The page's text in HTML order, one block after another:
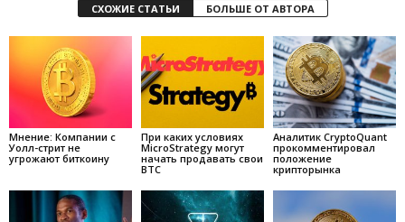
СХОЖИЕ СТАТЬИ БОЛЬШЕ ОТ АВТОРА
Мнение: Компании с
Уолл-стрит не
угрожают биткоину
При каких условиях
MicroStrategy могут
начать продавать свои
BTC
Аналитик CryptoQuant
прокомментировал
положение
крипторынка